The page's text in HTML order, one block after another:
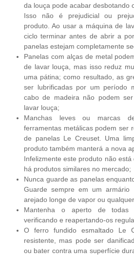
da louça pode acabar desbotando
Isso não é prejudicial ou
produto. Ao usar a máquina de
ciclo terminar antes de abrir a
panelas estejam completamente
Panelas com alças de metal
de lavar louça, mas isso reduz
uma pátina; como resultado, as
ser lubrificadas por um período
cabo de madeira não podem
lavar louça;
Manchas leves ou marcas
ferramentas metálicas podem ser
de panelas Le Creuset. Uma
produto também manterá a nova
Infelizmente este produto não
há produtos similares no mercado;
Nunca guarde as panelas
Guarde sempre em um
arejado longe de vapor ou
Mantenha o aperto de
verificando e reapertando-os
O ferro fundido esmaltado Le
resistente, mas pode ser
ou bater contra uma superfície